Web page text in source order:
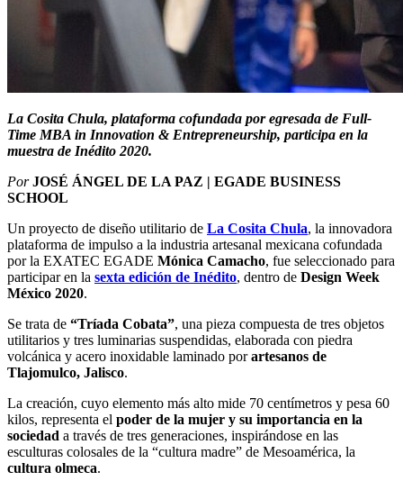
La Cosita Chula, plataforma cofundada por egresada de Full-
Time MBA in Innovation & Entrepreneurship, participa en la
muestra de Inédito 2020.
Por JOSÉ ÁNGEL DE LA PAZ | EGADE BUSINESS
SCHOOL
Un proyecto de diseño utilitario de La Cosita Chula, la innovadora
plataforma de impulso a la industria artesanal mexicana cofundada
por la EXATEC EGADE Mónica Camacho, fue seleccionado para
participar en la sexta edición de Inédito, dentro de Design Week
México 2020.
Se trata de “Tríada Cobata”, una pieza compuesta de tres objetos
utilitarios y tres luminarias suspendidas, elaborada con piedra
volcánica y acero inoxidable laminado porartesanos de
Tlajomulco, Jalisco.
La creación, cuyo elemento más alto mide 70 centímetros y pesa 60
kilos, representa el poder de la mujer y su importancia en la
sociedad a través de tres generaciones, inspirándose en las
esculturas colosales de la “cultura madre” de Mesoamérica, la
cultura olmeca.